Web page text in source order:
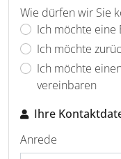
Wie dürfen wir Sie
Ich möchte eine
Ich möchte
Ich möchte
vereinbaren
Ihre
Anrede